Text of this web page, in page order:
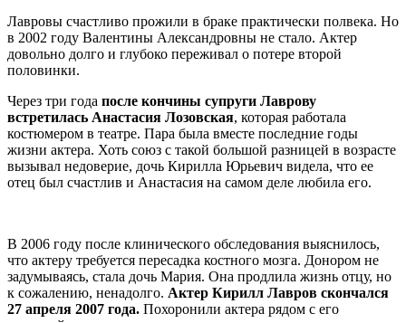
Лавровы счастливо прожили в браке практически полвека. Но
в 2002 году Валентины Александровны не стало. Актер
довольно долго и глубоко переживал о потере второй
половинки.
Через три года после кончины супруги Лаврову
встретилась Анастасия Лозовская, которая работала
костюмером в театре. Пара была вместе последние годы
жизни актера. Хоть союз с такой большой разницей в возрасте
вызывал недоверие, дочь Кирилла Юрьевич видела, что ее
отец был счастлив и Анастасия на самом деле любила его.
В 2006 году после клинического обследования выяснилось,
что актеру требуется пересадка костного мозга. Донором не
задумываясь, стала дочь Мария. Она продлила жизнь отцу, но
к сожалению, ненадолго. Актер Кирилл Лавров скончался
27 апреля 2007 года. Похоронили актера рядом с его